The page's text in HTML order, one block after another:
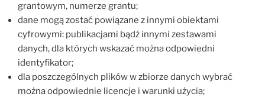
grantowym, numerze grantu;
dane mogą zostać powiązane z innymi obiektami
cyfrowymi: publikacjami bądź innymi zestawami
danych, dla których wskazać można odpowiedni
identyfikator;
dla poszczególnych plików w zbiorze danych wybrać
można odpowiednie licencje i warunki użycia;